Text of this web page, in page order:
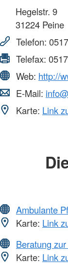
Hegelstr. 9
31224 Peine
Telefon:
Telefax:
Web: http://
E-Mail:
Karte: Link
Ambulante
Karte: Link
Beratung
Karte: Link